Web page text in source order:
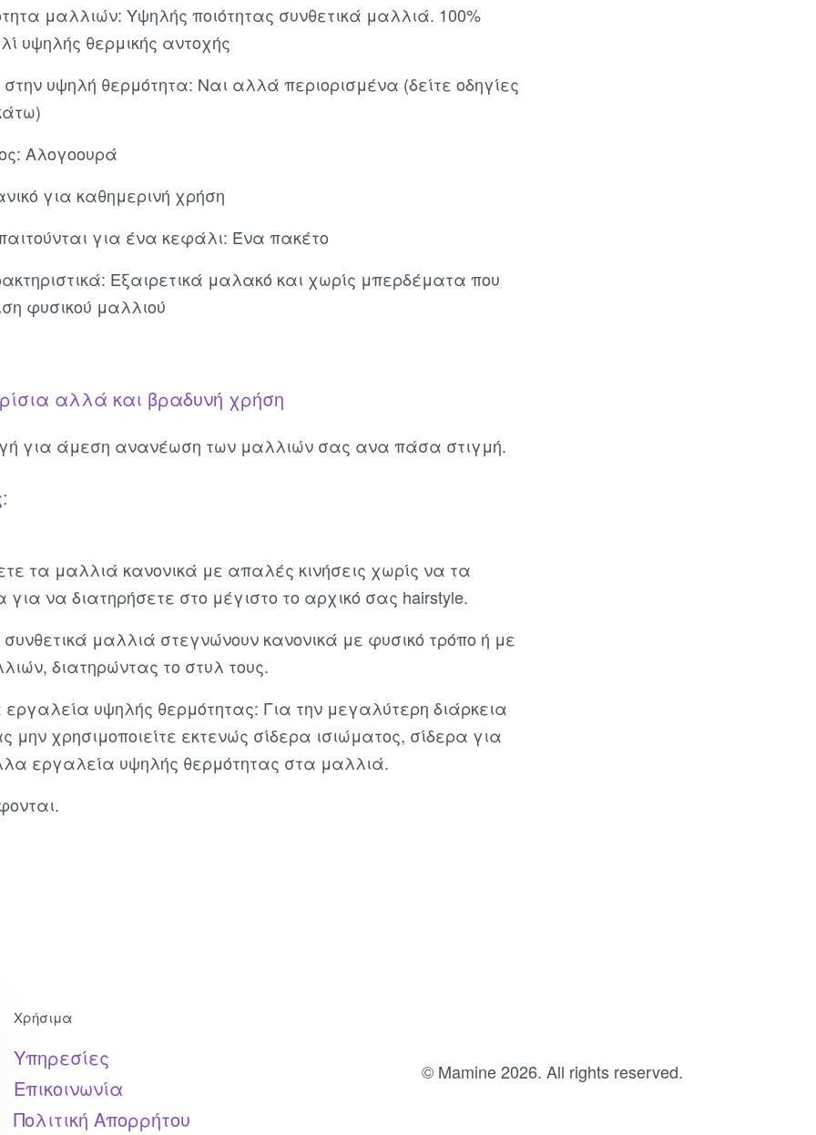
μαλλιών: Υψηλής ποιότητας συνθετικά μαλλιά. 100%
υψηλής θερμικής αντοχής
στην υψηλή θερμότητα: Ναι αλλά περιορισμένα (δείτε οδηγίες
Αλογοουρά
για καθημερινή χρήση
για ένα κεφάλι: Ένα πακέτο
Εξαιρετικά μαλακό και χωρίς μπερδέματα που
φυσικού μαλλιού
αλλά και βραδυνή χρήση
για άμεση ανανέωση των μαλλιών σας ανα πάσα στιγμή.
τα μαλλιά κανονικά με απαλές κινήσεις χωρίς να τα
για να διατηρήσετε στο μέγιστο το αρχικό σας hairstyle.
μαλλιά στεγνώνουν κανονικά με φυσικό τρόπο ή με
διατηρώντας το στυλ τους.
υψηλής θερμότητας: Για την μεγαλύτερη διάρκεια
μην χρησιμοποιείτε εκτενώς σίδερα ισιώματος, σίδερα για
εργαλεία υψηλής θερμότητας στα μαλλιά.
Χρήσιμα
Υπηρεσίες
Επικοινωνία
Πολιτική Απορρήτου
© Mamine 2026. All rights reserved.